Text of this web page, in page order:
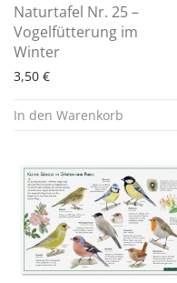
Naturtafel Nr. 25 –
Vogelfütterung im
Winter
3,50 €
In den Warenkorb